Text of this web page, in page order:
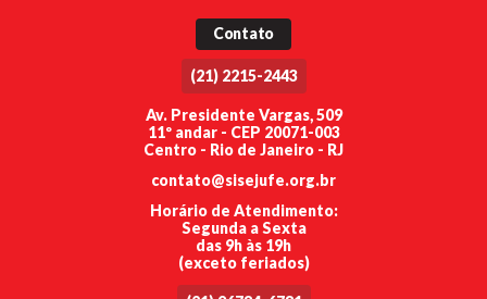
Contato
(21) 2215-2443
Av. Presidente Vargas, 509
11º andar - CEP 20071-003
Centro - Rio de Janeiro - RJ
contato@sisejufe.org.br
Horário de Atendimento:
Segunda a Sexta
das 9h às 19h
(exceto feriados)